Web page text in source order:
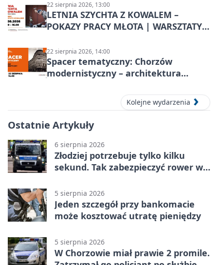
22 sierpnia 2026, 13:00
LETNIA SZYCHTA Z KOWALEM –
POKAZY PRACY MŁOTA | WARSZTATY
22 sierpnia 2026, 14:00
Spacer tematyczny: Chorzów
modernistyczny – architektura
Kolejne wydarzenia
Ostatnie Artykuły
6 sierpnia 2026
Złodziej potrzebuje tylko kilku
sekund. Tak zabezpieczyć rower w
5 sierpnia 2026
Jeden szczegół przy bankomacie
może kosztować utratę pieniędzy
5 sierpnia 2026
W Chorzowie miał prawie 2 promile.